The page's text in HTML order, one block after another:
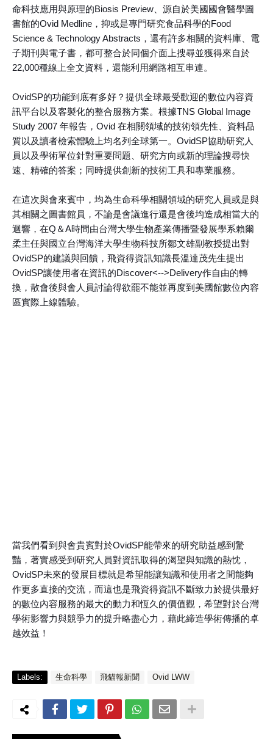
命科技應用與原理的Biosis Preview、源自於美國國會醫學圖
書館的Ovid Medline，抑或是專門研究食品科學的Food
Science & Technology Abstracts，還有許多相關的資料庫、電
子期刊與電子書，都可整合於同個介面上搜尋並獲得來自於
22,000種線上全文資料，還能利用網路相互串連。
OvidSP的功能到底有多好？提供全球最受歡迎的數位內容資
訊平台以及客製化的整合服務方案。根據TNS Global Image
Study 2007 年報告，Ovid 在相關領域的技術領先性、資料品
質以及讀者檢索體驗上均名列全球第一。OvidSP協助研究人
員以及學術單位針對重要問題、研究方向或新的理論搜尋快
速、精確的答案；同時提供創新的技術工具和專業服務。
在這次與會來賓中，均為生命科學相關領域的研究人員或是與
其相關之圖書館員，不論是會議進行還是會後均造成相當大的
迴響，在Q＆A時間由台灣大學生物產業傳播暨發展學系賴爾
柔主任與國立台灣海洋大學生物科技所鄒文雄副教授提出對
OvidSP的建議與回饋，飛資得資訊知識長溫達茂先生提出
OvidSP讓使用者在資訊的Discover<-->Delivery作自由的轉
換，散會後與會人員討論得欲罷不能並再度到美國館數位內容
區實際上線體驗。
當我們看到與會貴賓對於OvidSP能帶來的研究助益感到驚
豔，著實感受到研究人員對資訊取得的渴望與知識的熱忱，
OvidSP未來的發展目標就是希望能讓知識和使用者之間能夠
作更多直接的交流，而這也是飛資得資訊不斷致力於提供最好
的數位內容服務的最大的動力和恆久的價值觀，希望對於台灣
學術影響力與競爭力的提升略盡心力，藉此締造學術傳播的卓
越效益！
Labels: 生命科學 飛貓報新聞 Ovid LWW